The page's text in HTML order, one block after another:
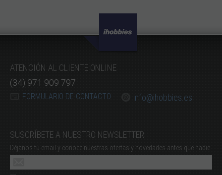
ATENCIÓN AL CLIENTE ONLINE
(34) 971 909 797
FORMULARIO DE CONTACTO info@ihobbies.es
SUSCRÍBETE A NUESTRO NEWSLETTER
Déjanos tu email y conoce nuestras ofertas y novedades antes que nadie.